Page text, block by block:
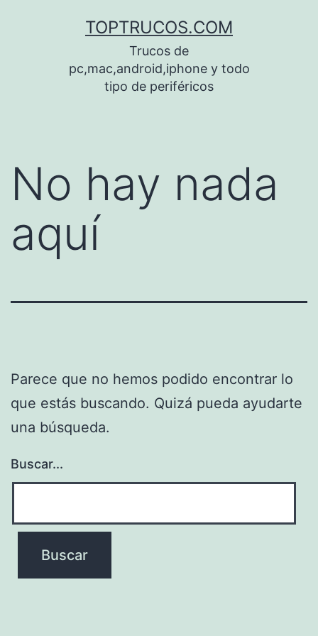
TOPTRUCOS.COM
Trucos de
pc,mac,android,iphone y todo
tipo de periféricos
No hay nada
aquí
Parece que no hemos podido encontrar lo
que estás buscando. Quizá pueda ayudarte
una búsqueda.
Buscar...